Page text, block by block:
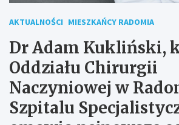
AKTUALNOŚCI MIESZKAŃCY RADOMIA
Dr Adam Kukliński,
Oddziału Chirurgii
Naczyniowej w
Szpitalu